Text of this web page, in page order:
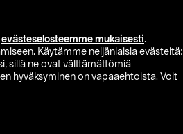
evästeselosteemme mukaisesti.
Käytämme neljänlaisia evästeitä:
sillä ne ovat välttämättömiä
hyväksyminen on vapaaehtoista. Voit